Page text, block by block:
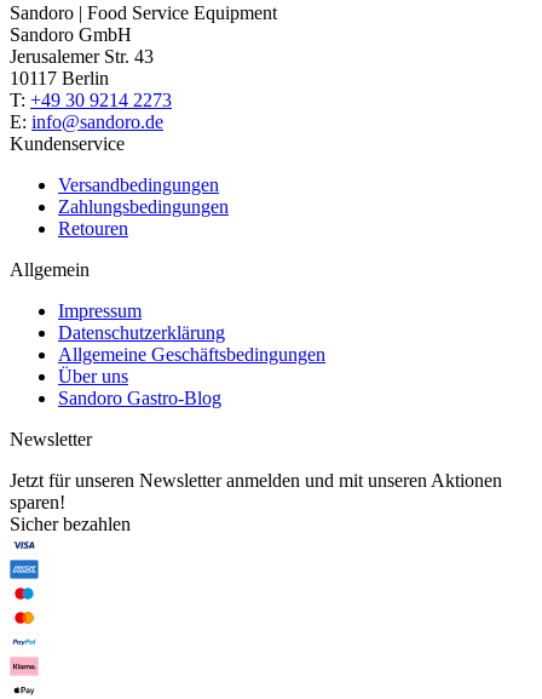
Sandoro | Food Service Equipment
Sandoro GmbH
Jerusalemer Str. 43
10117 Berlin
T: +49 30 9214 2273
E: info@sandoro.de
Kundenservice
Versandbedingungen
Zahlungsbedingungen
Retouren
Allgemein
Impressum
Datenschutzerklärung
Allgemeine Geschäftsbedingungen
Über uns
Sandoro Gastro-Blog
Newsletter
Jetzt für unseren Newsletter anmelden und mit unseren Aktionen
sparen!
Sicher bezahlen